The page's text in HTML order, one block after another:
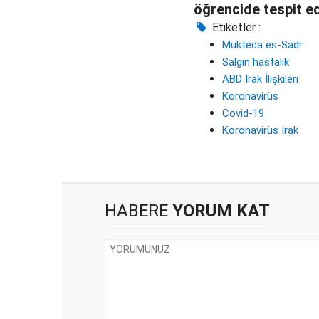
öğrencide tespit
Etiketler :
Mukteda es-Sadr
Salgın hastalık
ABD Irak İlişkileri
Koronavirüs
Covid-19
Koronavirüs Irak
HABERE YORUM KAT